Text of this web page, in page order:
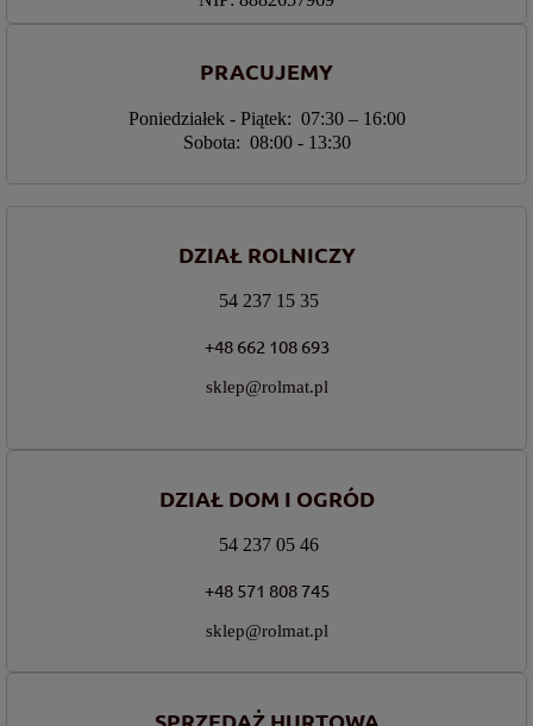
PRACUJEMY
Poniedziałek - Piątek: 07:30 – 16:00
Sobota: 08:00 - 13:30
DZIAŁ ROLNICZY
54 237 15 35
+48 662 108 693
sklep@rolmat.pl
DZIAŁ DOM I OGRÓD
54 237 05 46
+48 571 808 745
sklep@rolmat.pl
SPRZEDAŻ HURTOWA